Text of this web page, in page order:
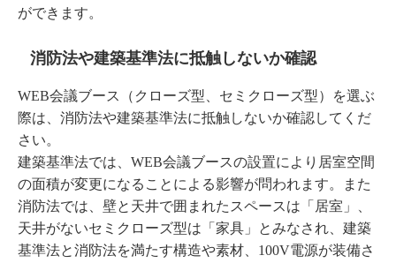
ができます。
消防法や建築基準法に抵触しないか確認
WEB会議ブース（クローズ型、セミクローズ型）を選ぶ
際は、消防法や建築基準法に抵触しないか確認してくだ
さい。
建築基準法では、WEB会議ブースの設置により居室空間
の面積が変更になることによる影響が問われます。また
消防法では、壁と天井で囲まれたスペースは「居室」、
天井がないセミクローズ型は「家具」とみなされ、建築
基準法と消防法を満たす構造や素材、100V電源が装備さ